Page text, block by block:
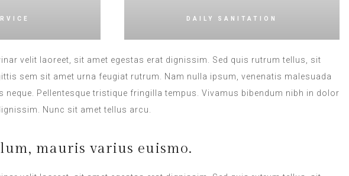
DAILY SANITATION
velit laoreet, sit amet egestas erat dignissim. Sed quis rutrum tellus, sit
sem sit amet urna feugiat rutrum. Nam nulla ipsum, venenatis malesuada
Pellentesque tristique fringilla tempus. Vivamus bibendum nibh in dolor
Nunc sit amet tellus arcu.
mauris varius euismo.